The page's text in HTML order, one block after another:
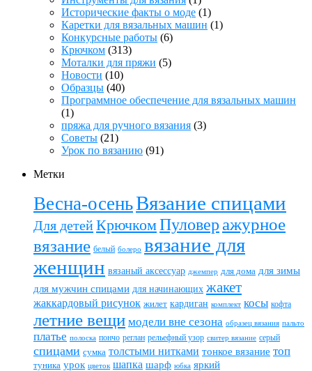
Исторические факты о моде (1)
Каретки для вязальных машин (1)
Конкурсные работы (6)
Крючком (313)
Моталки для пряжи (5)
Новости (10)
Образцы (40)
Программное обеспечение для вязальных машин
(1)
пряжа для ручного вязания (3)
Советы (21)
Урок по вязанию (91)
Метки
Весна-осеньВязание спицами
Для детейКрючкомПуловер ажурное
вязание белый болеро вязание для
женщин вязаный аксессуар джемпер для дома для зимы
для мужчин спицами для начинающих жакет
жаккардовый рисунок жилет кардиган комплект косы кофта
летние вещи модели вне сезона образец вязания пальто
платье полоска пончо реглан рельефный узор свитер вязание серый
спицами сумка толстыми нитками тонкое вязание топ
туника урок цветок шапка шарф юбка яркий